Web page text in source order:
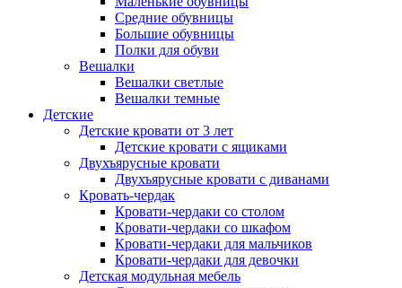
Средние обувницы
Большие обувницы
Полки для обуви
Вешалки
Вешалки светлые
Вешалки темные
Детские
Детские кровати от 3 лет
Детские кровати с ящиками
Двухъярусные кровати
Двухъярусные кровати с диванами
Кровать-чердак
Кровати-чердаки со столом
Кровати-чердаки со шкафом
Кровати-чердаки для мальчиков
Кровати-чердаки для девочки
Детская модульная мебель